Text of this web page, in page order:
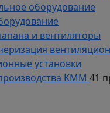
оборудование
и вентиляторы
установки
KMM 41